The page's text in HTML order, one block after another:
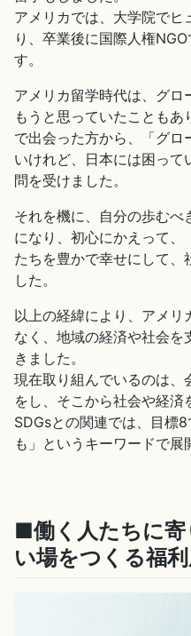
アメリカでは、大学院でヒ
り、卒業後に国際人権
す。
アメリカ留学時代は、グロ
もうと思っていたことも
で出会った方から、「グロ
いけれど、日本には困っ
問を受けました。
それを機に、自分の歩むべ
になり、初心にかえって、
たちを豊かで幸せにして、
した。
以上の経緯により、アメリ
なく、地域の経済や社会を
きました。
現在取り組んでいるのは、
をし、そこから社会や経済
SDGsとの関連では、目標
も」というキーワードで展
■働く人たちに寄
い場をつくる福